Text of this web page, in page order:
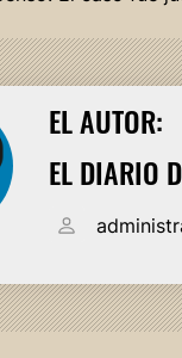
EL AUTOR:
EL DIARIO